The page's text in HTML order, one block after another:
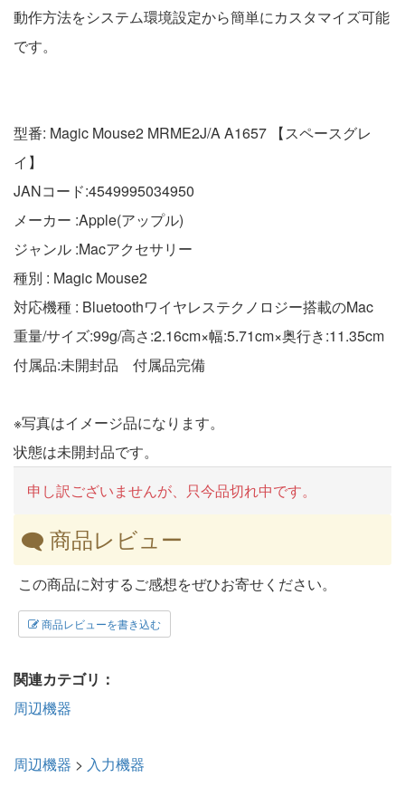
動作方法をシステム環境設定から簡単にカスタマイズ可能
です。
型番: Magic Mouse2 MRME2J/A A1657 【スペースグレ
イ】
JANコード:4549995034950
メーカー :Apple(アップル)
ジャンル :Macアクセサリー
種別 : Magic Mouse2
対応機種 : Bluetoothワイヤレステクノロジー搭載のMac
重量/サイズ:99g/高さ:2.16cm×幅:5.71cm×奥行き:11.35cm
付属品:未開封品 付属品完備
※写真はイメージ品になります。
状態は未開封品です。
申し訳ございませんが、只今品切れ中です。
商品レビュー
この商品に対するご感想をぜひお寄せください。
商品レビューを書き込む
関連カテゴリ：
周辺機器
周辺機器 > 入力機器